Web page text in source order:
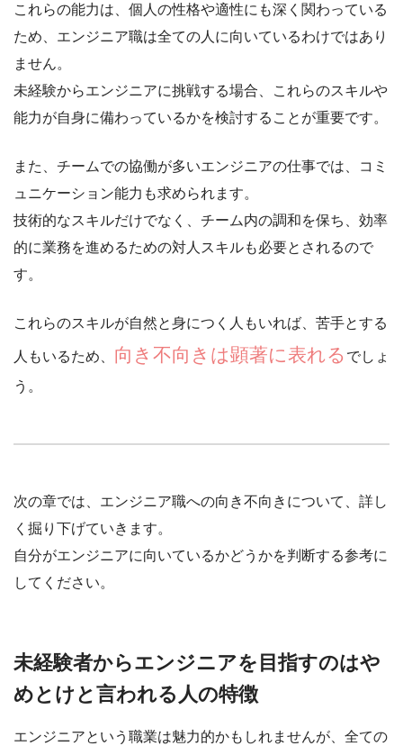
これらの能力は、個人の性格や適性にも深く関わっている
ため、エンジニア職は全ての人に向いているわけではあり
ません。
未経験からエンジニアに挑戦する場合、
これらのスキルや
能力が自身に備わっているかを検討する ことが重要です。
また、チームでの協働が多いエンジニアの仕事では、コミ
ュニケーション能力も求められます。
技術的なスキルだけでなく、チーム内の調和を保ち、効率
的に業務を進めるための対人スキルも必要とされるので
す。
これらのスキルが自然と身につく人もいれば、苦手とする
人もいるため、 向き不向きは顕著に表れる でしょ
う。
次の章では、 エンジニア職への向き不向きについて、詳し
く掘り下げていきます。
自分がエンジニアに向いているかどうかを判断する参考に
してください。
未経験者からエンジニアを目指すのはや
めとけと言われる人の特徴
エンジニアという職業は魅力的かもしれませんが、全ての